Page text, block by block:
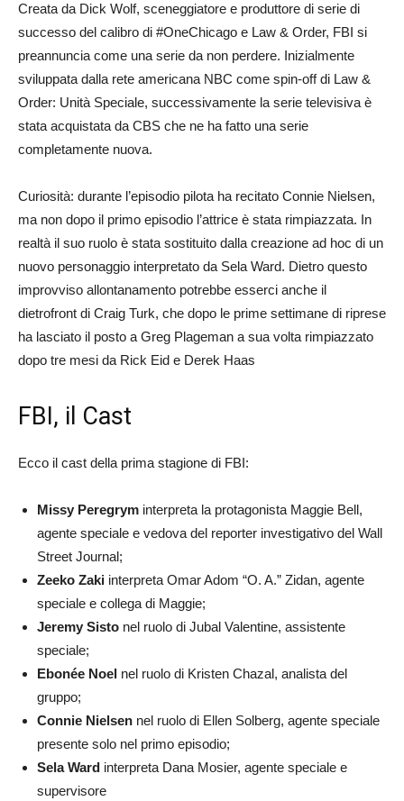
Creata da Dick Wolf, sceneggiatore e produttore di serie di
successo del calibro di #OneChicago e Law & Order, FBI si
preannuncia come una serie da non perdere. Inizialmente
sviluppata dalla rete americana NBC come spin-off di Law &
Order: Unità Speciale, successivamente la serie televisiva è
stata acquistata da CBS che ne ha fatto una serie
completamente nuova.
Curiosità: durante l’episodio pilota ha recitato Connie Nielsen,
ma non dopo il primo episodio l’attrice è stata rimpiazzata. In
realtà il suo ruolo è stata sostituito dalla creazione ad hoc di un
nuovo personaggio interpretato da Sela Ward. Dietro questo
improvviso allontanamento potrebbe esserci anche il
dietrofront di Craig Turk, che dopo le prime settimane di riprese
ha lasciato il posto a Greg Plageman a sua volta rimpiazzato
dopo tre mesi da Rick Eid e Derek Haas
FBI, il Cast
Ecco il cast della prima stagione di FBI:
Missy Peregrym interpreta la protagonista Maggie Bell,
agente speciale e vedova del reporter investigativo del Wall
Street Journal;
Zeeko Zaki interpreta Omar Adom “O. A.” Zidan, agente
speciale e collega di Maggie;
Jeremy Sisto nel ruolo di Jubal Valentine, assistente
speciale;
Ebonée Noel nel ruolo di Kristen Chazal, analista del
gruppo;
Connie Nielsen nel ruolo di Ellen Solberg, agente speciale
presente solo nel primo episodio;
Sela Ward interpreta Dana Mosier, agente speciale e
supervisore